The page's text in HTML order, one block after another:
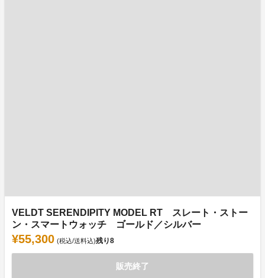
VELDT SERENDIPITY MODEL RT スレート・ストー
ン・スマートウォッチ ゴールド／シルバー
¥55,300 (税込/送料込)残り8
販売終了